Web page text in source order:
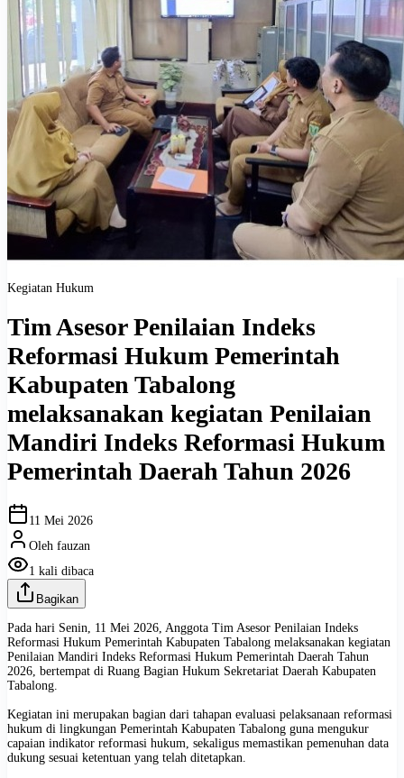
Kegiatan Hukum
Tim Asesor Penilaian Indeks
Reformasi Hukum Pemerintah
Kabupaten Tabalong
melaksanakan kegiatan Penilaian
Mandiri Indeks Reformasi Hukum
Pemerintah Daerah Tahun 2026
11 Mei 2026
Oleh fauzan
1 kali dibaca
Bagikan
Pada hari Senin, 11 Mei 2026, Anggota Tim Asesor Penilaian Indeks
Reformasi Hukum Pemerintah Kabupaten Tabalong melaksanakan kegiatan
Penilaian Mandiri Indeks Reformasi Hukum Pemerintah Daerah Tahun
2026, bertempat di Ruang Bagian Hukum Sekretariat Daerah Kabupaten
Tabalong.
Kegiatan ini merupakan bagian dari tahapan evaluasi pelaksanaan reformasi
hukum di lingkungan Pemerintah Kabupaten Tabalong guna mengukur
capaian indikator reformasi hukum, sekaligus memastikan pemenuhan data
dukung sesuai ketentuan yang telah ditetapkan.